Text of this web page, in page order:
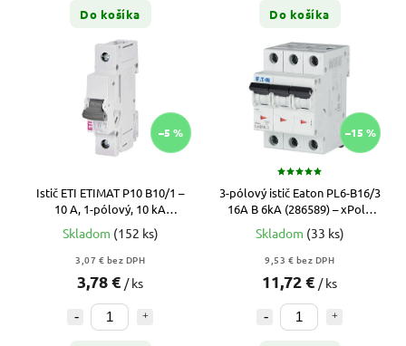
Do košíka Do košíka
–5 %
Istič ETI ETIMAT P10 B10/1 –
10 A, 1-pólový, 10 kA
(001901008)
Skladom (152 ks)
3,07 € bez DPH
3,78 € / ks
–15 %
3-pólový istič Eaton PL6-B16/3
16A B 6kA (286589) – xPole
Moeller
Skladom (33 ks)
9,53 € bez DPH
11,72 € / ks